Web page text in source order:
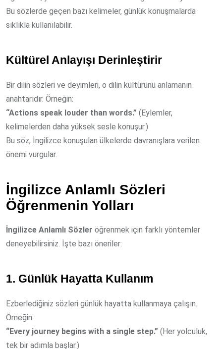
Bu sözlerde geçen bazı kelimeler, günlük konuşmalarda
sıklıkla kullanılabilir.
Kültürel Anlayışı Derinleştirir
Bir dilin sözleri ve deyimleri, o dilin kültürünü anlamanın
anahtarıdır. Örneğin:
“Actions speak louder than words.” (Eylemler,
kelimelerden daha yüksek sesle konuşur.)
Bu söz, İngilizce konuşulan ülkelerde davranışlara verilen
önemi vurgular.
İngilizce Anlamlı Sözleri
Öğrenmenin Yolları
İngilizce Anlamlı Sözler öğrenmek için farklı yöntemler
deneyebilirsiniz. İşte bazı öneriler:
1. Günlük Hayatta Kullanım
Ezberlediğiniz sözleri günlük hayatta kullanmaya çalışın.
Örneğin:
“Every journey begins with a single step.” (Her yolculuk,
tek bir adımla başlar.)